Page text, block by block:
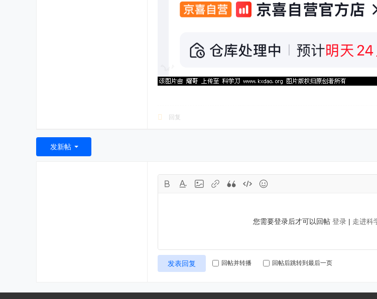
回复
发新帖
您需要登录后才可以回帖 登录| 走进科
发表回复 回帖并转播 回帖后跳转到最后一页